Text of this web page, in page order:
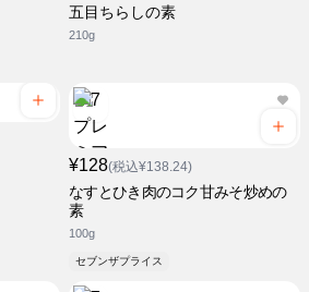
五目ちらしの素
210g
¥128(税込¥138.24)
なすとひき肉のコク甘みそ炒めの
素
100g
セブンザプライス